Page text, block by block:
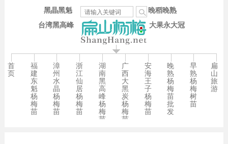
台湾黑高峰
晚稻晚熟
大果永大冠
黑晶黑魁
首
页
福
建
东
魁
杨
梅
苗
漳
州
水
晶
杨
梅
苗
浙
江
仙
居
杨
梅
苗
湖
南
黑
高
峰
杨
梅
苗
广
西
大
黑
炭
杨
梅
苗
安
海
王
子
杨
梅
苗
晚
熟
杨
梅
苗
批
发
早
熟
杨
梅
树
苗
扁
山
旅
游